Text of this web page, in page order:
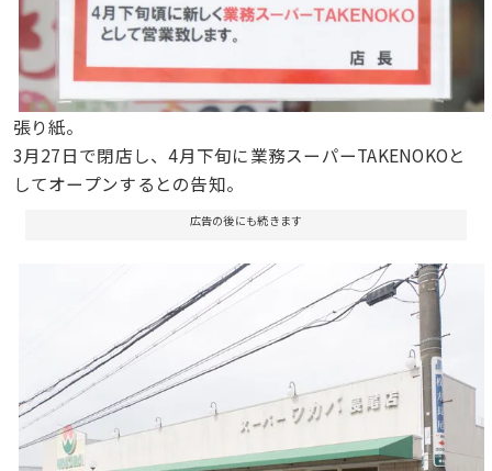
張り紙。
3月27日で閉店し、4月下旬に業務スーパーTAKENOKOと
してオープンするとの告知。
広告の後にも続きます